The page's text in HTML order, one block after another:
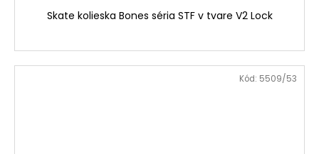
Skate kolieska Bones séria STF v tvare V2 Lock
Kód: 5509/53